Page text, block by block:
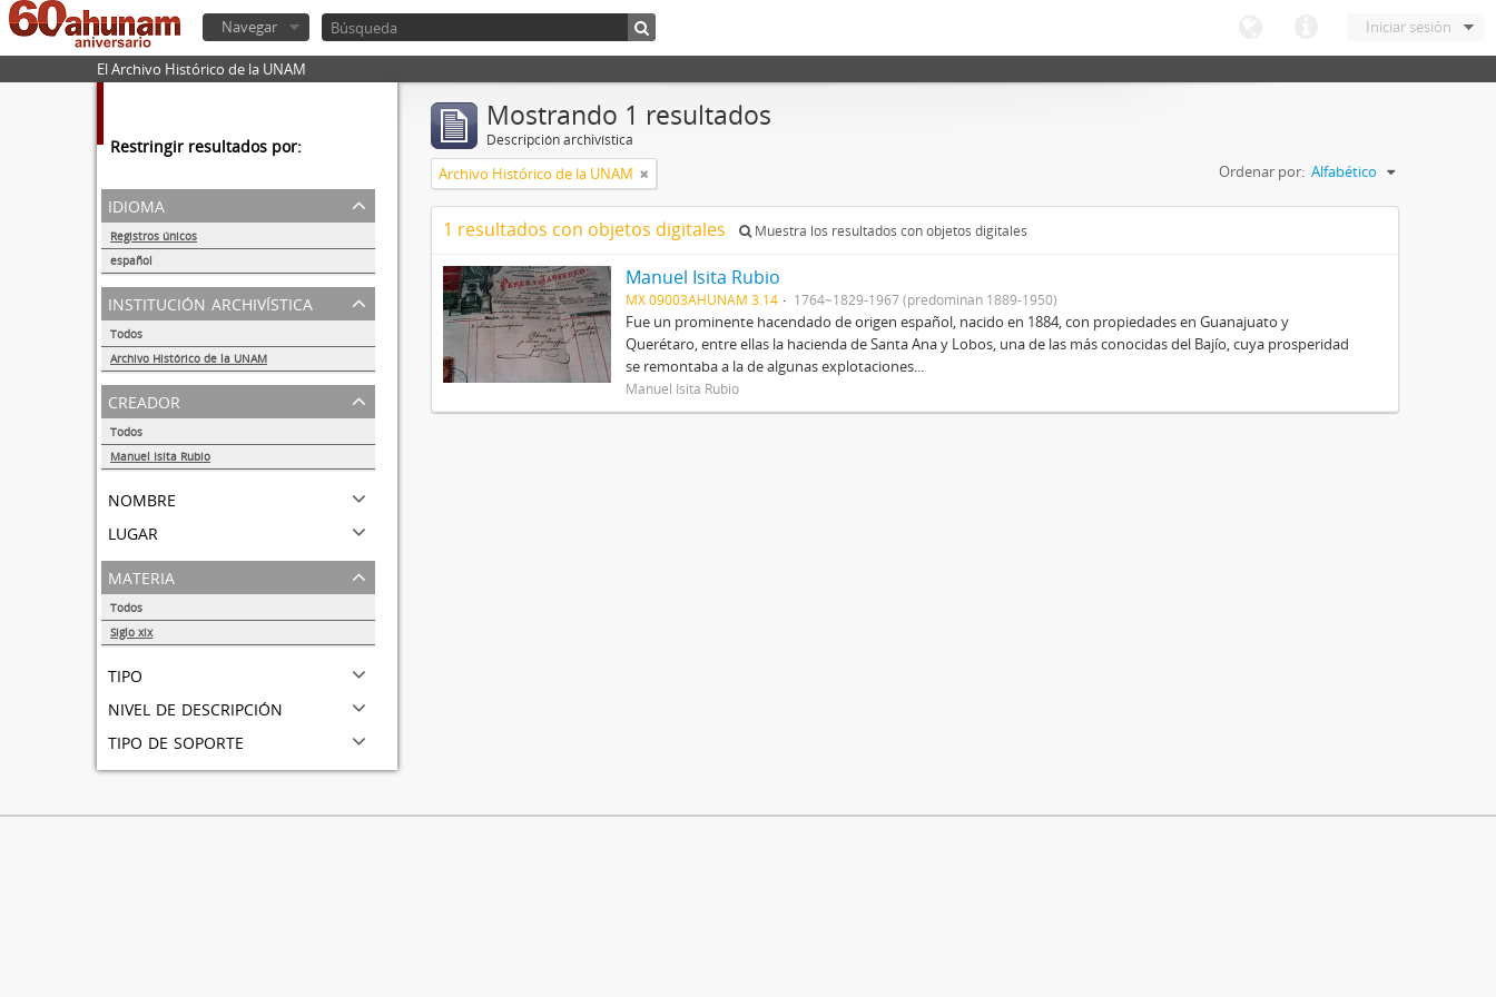
Iniciar sesión
Navegar
El Archivo Histórico de la UNAM
Restringir resultados por:
idioma
Registros únicos
español
1
institución archivística
Todos
Archivo Histórico de la UNAM
1
creador
Todos
Manuel Isita Rubio
nombre
lugar
materia
Todos
Siglo xix
tipo
nivel de descripción
tipo de soporte
Mostrando 1 resultados
Descripción archivística
Archivo Histórico de la UNAM Ordenar por: Alfabético
1 resultados con objetos digitales Muestra los resultados con objetos digitales
Manuel Isita Rubio
MX 09003AHUNAM 3.14 1764~1829-1967 (predominan 1889-1950)
Fue un prominente hacendado de origen español, nacido en 1884, con propiedades en Guanajuato y
Querétaro, entre ellas la hacienda de Santa Ana y Lobos, una de las más conocidas del Bajío, cuya prosperidad
se remontaba a la de algunas explotaciones...
Manuel Isita Rubio